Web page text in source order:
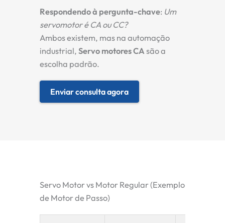
Respondendo à pergunta-chave: Um
servomotor é CA ou CC?
Ambos existem, mas na automação
industrial, Servo motores CAsão a
escolha padrão.
Enviar consulta agora
Servo Motor vs Motor Regular (Exemplo
de Motor de Passo)